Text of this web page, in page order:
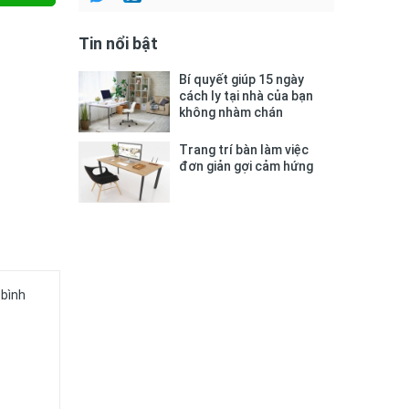
Tin nổi bật
Bí quyết giúp 15 ngày
cách ly tại nhà của bạn
không nhàm chán
Trang trí bàn làm việc
đơn giản gợi cảm hứng